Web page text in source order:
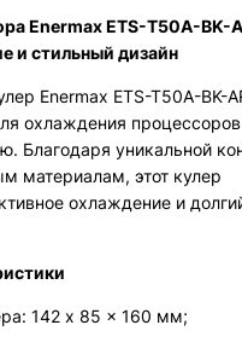
Enermax ETS-T50A-BK-
и стильный дизайн
Enermax ETS-T50A-BK-
охлаждения
Благодаря уникальной
материалам, этот кулер
охлаждение и
142 x 85 x 160 мм;